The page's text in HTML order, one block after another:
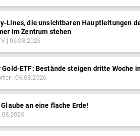
Lines, die unsichtbaren Hauptleitungen
im Zentrum stehen
06.08.2026
ETF: Bestände steigen dritte Woche
06.08.2026
an eine flache Erde!